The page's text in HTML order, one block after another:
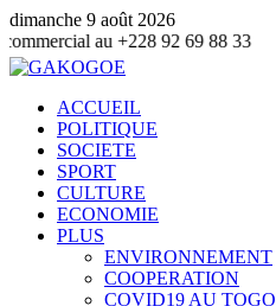
dimanche 9 août 2026
92 69 88 33
ACCUEIL
POLITIQUE
SOCIETE
SPORT
CULTURE
ECONOMIE
PLUS
ENVIRONNEMENT
COOPERATION
COVID19 AU TOGO